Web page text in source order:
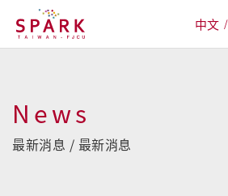
中文
News
最新消息 / 最新消息